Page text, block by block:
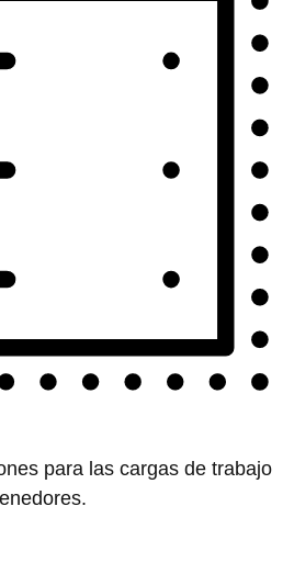
para las cargas de trabajo